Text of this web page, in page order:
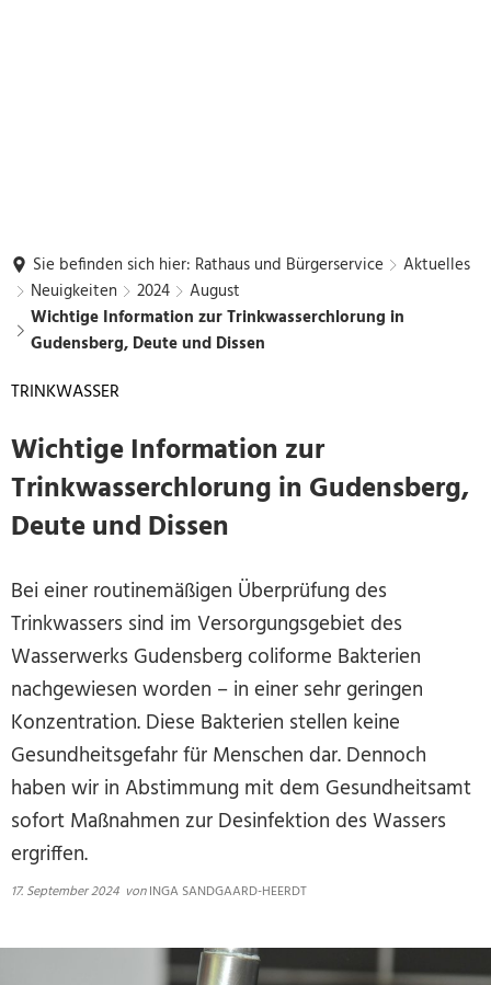
Sie befinden sich hier: Rathaus und Bürgerservice
Aktuelles
Neuigkeiten
2024
August
Wichtige Information zur Trinkwasserchlorung in
Gudensberg, Deute und Dissen
TRINKWASSER
Wichtige Information zur
Trinkwasserchlorung in Gudensberg,
Deute und Dissen
Bei einer routinemäßigen Überprüfung des
Trinkwassers sind im Versorgungsgebiet des
Wasserwerks Gudensberg coliforme Bakterien
nachgewiesen worden – in einer sehr geringen
Konzentration. Diese Bakterien stellen keine
Gesundheitsgefahr für Menschen dar. Dennoch
haben wir in Abstimmung mit dem Gesundheitsamt
sofort Maßnahmen zur Desinfektion des Wassers
ergriffen.
17. September 2024 vonINGA SANDGAARD-HEERDT